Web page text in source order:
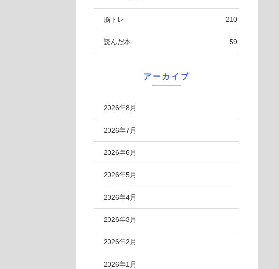
脳トレ 210
読んだ本 59
アーカイブ
2026年8月
2026年7月
2026年6月
2026年5月
2026年4月
2026年3月
2026年2月
2026年1月